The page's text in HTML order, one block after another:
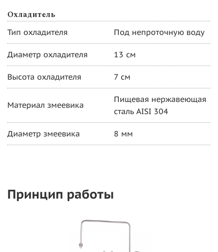
Охладитель
Тип охладителя Под непроточную воду
Диаметр охладителя 13 см
Высота охладителя 7 см
Материал змеевика
Пищевая нержавеющая
сталь AISI 304
Диаметр змеевика 8 мм
Принцип работы